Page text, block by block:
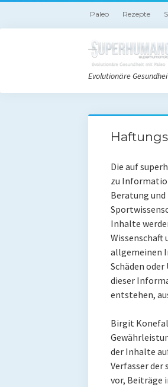
Paleo Rezepte
Evolutionäre
Die auf
zu
Beratung
Inhalte
Wissenschaft
allgemeinen
Schäden
dieser
entstehen,
Birgit
der Inhalte
Verfasser der
vor, Beiträge